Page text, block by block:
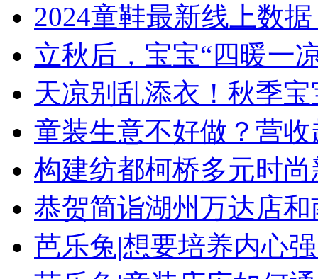
​2024童鞋最新线上数
立秋后，宝宝“四暖一
天凉别乱添衣！秋季
童装生意不好做？营
构建纺都柯桥多元时
恭贺简诣湖州万达店
芭乐兔|想要培养内心